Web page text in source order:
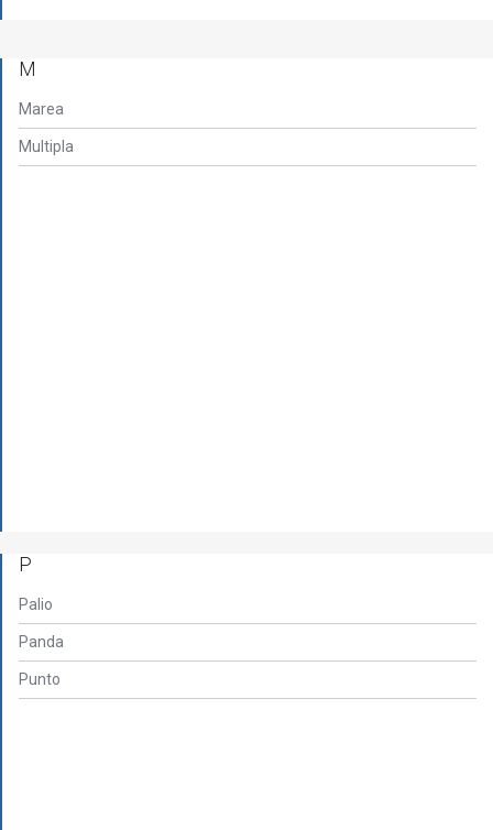
M
Marea
Multipla
P
Palio
Panda
Punto